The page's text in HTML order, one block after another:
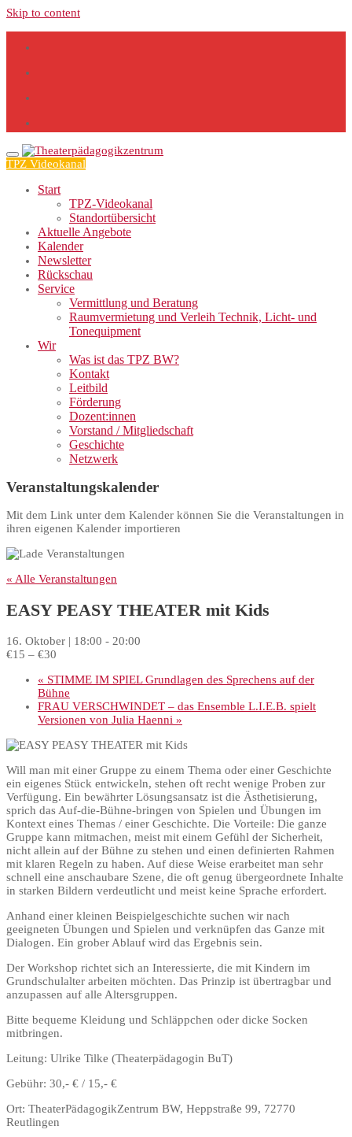
Skip to content
TPZ Videokanal
Start
TPZ-Videokanal
Standortübersicht
Aktuelle Angebote
Kalender
Newsletter
Rückschau
Service
Vermittlung und Beratung
Raumvermietung und Verleih Technik, Licht- und
Tonequipment
Wir
Was ist das TPZ BW?
Kontakt
Leitbild
Förderung
Dozent:innen
Vorstand / Mitgliedschaft
Geschichte
Netzwerk
Veranstaltungskalender
Mit dem Link unter dem Kalender können Sie die Veranstaltungen in
ihren eigenen Kalender importieren
« Alle Veranstaltungen
EASY PEASY THEATER mit Kids
16. Oktober | 18:00 - 20:00
€15 – €30
« STIMME IM SPIEL Grundlagen des Sprechens auf der
Bühne
FRAU VERSCHWINDET – das Ensemble L.I.E.B. spielt
Versionen von Julia Haenni »
Will man mit einer Gruppe zu einem Thema oder einer Geschichte
ein eigenes Stück entwickeln, stehen oft recht wenige Proben zur
Verfügung. Ein bewährter Lösungsansatz ist die Ästhetisierung,
sprich das Auf-die-Bühne-bringen von Spielen und Übungen im
Kontext eines Themas / einer Geschichte. Die Vorteile: Die ganze
Gruppe kann mitmachen, meist mit einem Gefühl der Sicherheit,
nicht allein auf der Bühne zu stehen und einen definierten Rahmen
mit klaren Regeln zu haben. Auf diese Weise erarbeitet man sehr
schnell eine anschaubare Szene, die oft genug übergeordnete Inhalte
in starken Bildern verdeutlicht und meist keine Sprache erfordert.
Anhand einer kleinen Beispielgeschichte suchen wir nach
geeigneten Übungen und Spielen und verknüpfen das Ganze mit
Dialogen. Ein grober Ablauf wird das Ergebnis sein.
Der Workshop richtet sich an Interessierte, die mit Kindern im
Grundschulalter arbeiten möchten. Das Prinzip ist übertragbar und
anzupassen auf alle Altersgruppen.
Bitte bequeme Kleidung und Schläppchen oder dicke Socken
mitbringen.
Leitung: Ulrike Tilke (Theaterpädagogin BuT)
Gebühr: 30,- € / 15,- €
Ort: TheaterPädagogikZentrum BW, Heppstraße 99, 72770
Reutlingen